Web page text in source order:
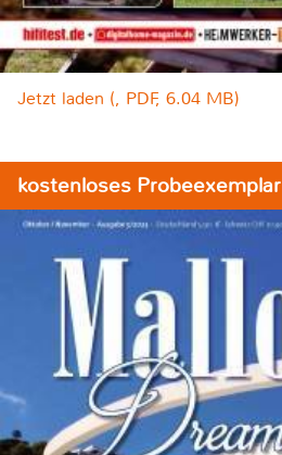
Jetzt laden (, PDF, 6.04 MB)
kostenloses Probeexemplar